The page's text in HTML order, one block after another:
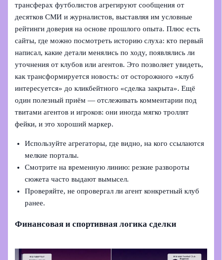
трансферах футболистов агрегируют сообщения от
десятков СМИ и журналистов, выставляя им условные
рейтинги доверия на основе прошлого опыта. Плюс есть
сайты, где можно посмотреть историю слуха: кто первый
написал, какие детали менялись по ходу, появлялись ли
уточнения от клубов или агентов. Это позволяет увидеть,
как трансформируется новость: от осторожного «клуб
интересуется» до кликбейтного «сделка закрыта». Ещё
один полезный приём — отслеживать комментарии под
твитами агентов и игроков: они иногда мягко троллят
фейки, и это хороший маркер.
Используйте агрегаторы, где видно, на кого ссылаются
мелкие порталы.
Смотрите на временную линию: резкие развороты
сюжета часто выдают вымысел.
Проверяйте, не опровергал ли агент конкретный клуб
ранее.
Финансовая и спортивная логика сделки